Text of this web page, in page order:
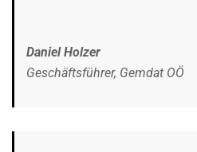
Daniel Holzer
Geschäftsführer, Gemdat OÖ